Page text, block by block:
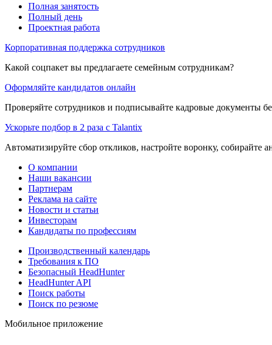
Полная занятость
Полный день
Проектная работа
Корпоративная поддержка сотрудников
Какой соцпакет вы предлагаете семейным сотрудникам?
Оформляйте кандидатов онлайн
Проверяйте сотрудников и подписывайте кадровые документы
Ускорьте подбор в 2 раза с Talantix
Автоматизируйте сбор откликов, настройте воронку, собирайте
О компании
Наши вакансии
Партнерам
Реклама на сайте
Новости и статьи
Инвесторам
Кандидаты по профессиям
Производственный календарь
Требования к ПО
Безопасный HeadHunter
HeadHunter API
Поиск работы
Поиск по резюме
Мобильное приложение